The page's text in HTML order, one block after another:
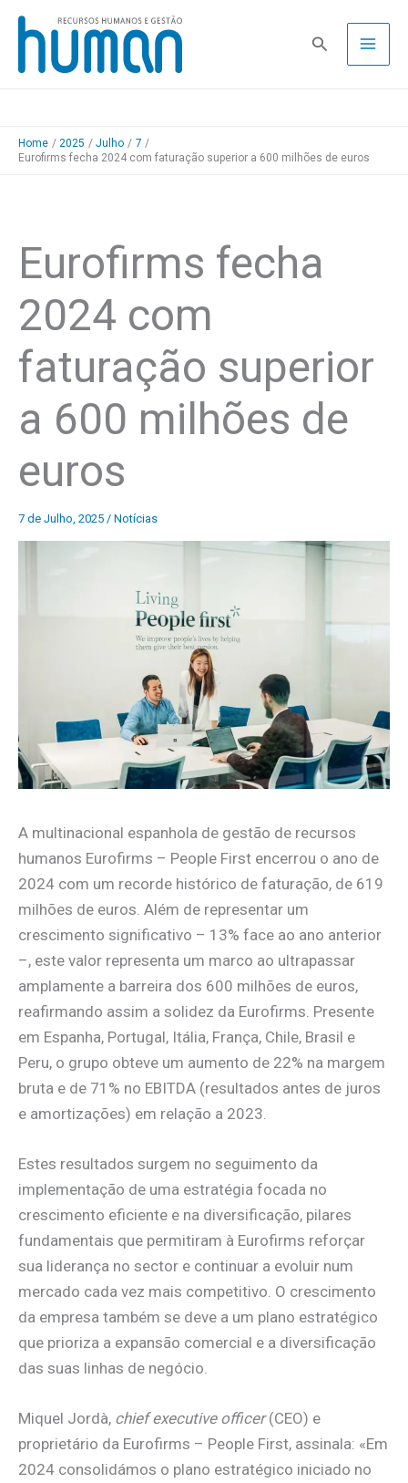
Skip
content
Pesquisa
Home 2025 Julho
7
Eurofirms fecha 2024 com faturação superior a 600 milhões de euros
Eurofirms fecha
2024 com
faturação superior
a 600 milhões de
euros
7 de Julho, 2025 / Notícias
A multinacional espanhola de gestão de recursos
humanos Eurofirms – People First encerrou o ano de
2024 com um recorde histórico de faturação, de 619
milhões de euros. Além de representar um
crescimento significativo – 13% face ao ano anterior
–, este valor representa um marco ao ultrapassar
amplamente a barreira dos 600 milhões de euros,
reafirmando assim a solidez da Eurofirms. Presente
em Espanha, Portugal, Itália, França, Chile, Brasil e
Peru, o grupo obteve um aumento de 22% na margem
bruta e de 71% no EBITDA (resultados antes de juros
e amortizações) em relação a 2023.
Estes resultados surgem no seguimento da
implementação de uma estratégia focada no
crescimento eficiente e na diversificação, pilares
fundamentais que permitiram à Eurofirms reforçar
sua liderança no sector e continuar a evoluir num
mercado cada vez mais competitivo. O crescimento
da empresa também se deve a um plano estratégico
que prioriza a expansão comercial e a diversificação
das suas linhas de negócio.
Miquel Jordà, chief executive officer(CEO) e
proprietário da Eurofirms – People First, assinala: «Em
2024 consolidámos o plano estratégico iniciado no